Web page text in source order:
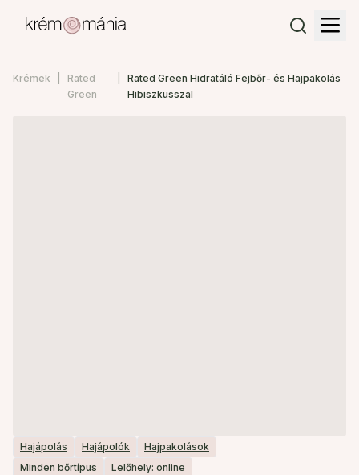
Krémek
Rated
Green
Rated Green Hidratáló Fejbőr- és Hajpakolás
Hibiszkusszal
Hajápolás Hajápolók
Hajpakolások
Minden bőrtípus
Lelőhely: online